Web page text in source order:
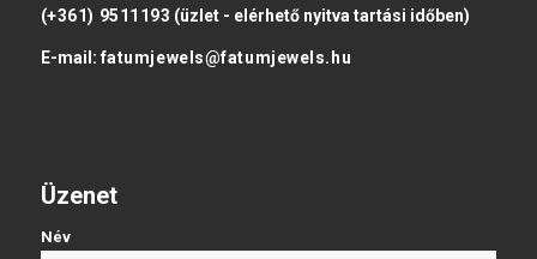
(+361) 9511193 (üzlet - elérhető nyitva tartási időben)
E-mail: fatumjewels@fatumjewels.hu
Üzenet
Név